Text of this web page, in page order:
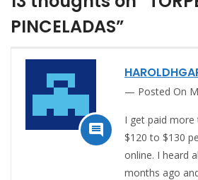
PINCELADAS”

Posted On
I get paid more
$120 to $130
online. I heard
months ago